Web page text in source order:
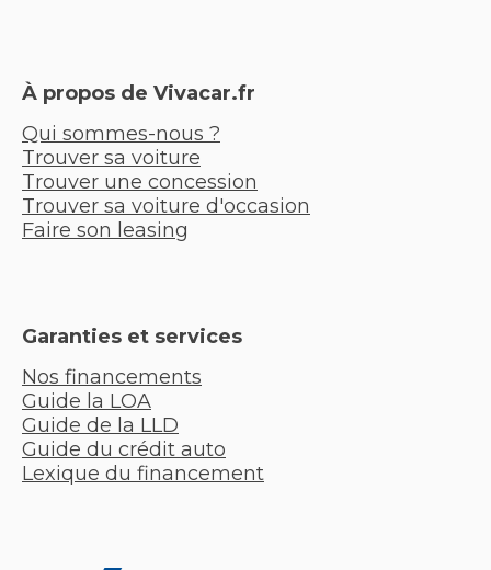
À propos de Vivacar.fr
Qui sommes-nous ?
Trouver sa voiture
Trouver une concession
Trouver sa voiture d'occasion
Faire son leasing
Garanties et services
Nos financements
Guide la LOA
Guide de la LLD
Guide du crédit auto
Lexique du financement